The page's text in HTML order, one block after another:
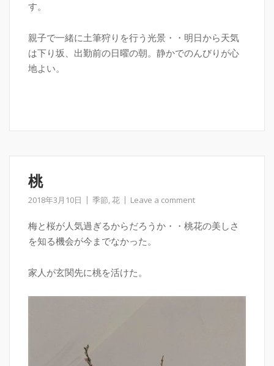
す。
親子で一緒に土筆狩りを行う光景・・明日から天気
は下り坂、出勤前の日曜の朝。静かでのんびりが心
地よい。
桃
2018年3月10日 季節,花 Leave a comment
梅と桜が人気過ぎるからだろうか・・桃花の美しさ
を知る機会が今までなかった。
家人が玄関先に桃を活けた。